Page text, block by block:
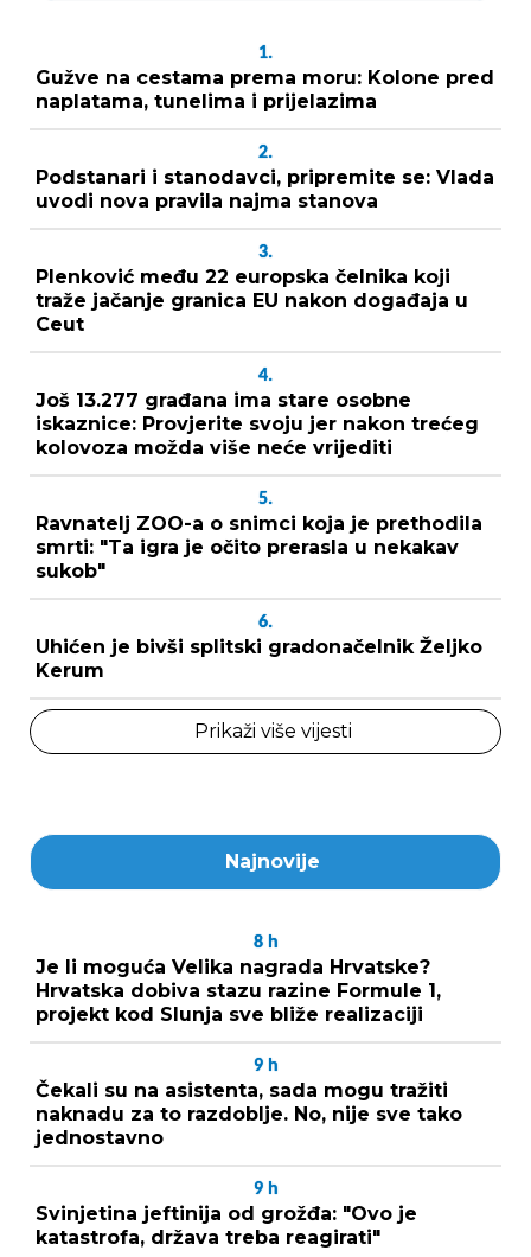
1.
Gužve na cestama prema moru: Kolone pred
naplatama, tunelima i prijelazima
2.
Podstanari i stanodavci, pripremite se: Vlada
uvodi nova pravila najma stanova
3.
Plenković među 22 europska čelnika koji
traže jačanje granica EU nakon događaja u
Ceut
4.
Još 13.277 građana ima stare osobne
iskaznice: Provjerite svoju jer nakon trećeg
kolovoza možda više neće vrijediti
5.
Ravnatelj ZOO-a o snimci koja je prethodila
smrti: "Ta igra je očito prerasla u nekakav
sukob"
6.
Uhićen je bivši splitski gradonačelnik Željko
Kerum
Prikaži više vijesti
Najnovije
8 h
Je li moguća Velika nagrada Hrvatske?
Hrvatska dobiva stazu razine Formule 1,
projekt kod Slunja sve bliže realizaciji
9 h
Čekali su na asistenta, sada mogu tražiti
naknadu za to razdoblje. No, nije sve tako
jednostavno
9 h
Svinjetina jeftinija od grožđa: "Ovo je
katastrofa, država treba reagirati"